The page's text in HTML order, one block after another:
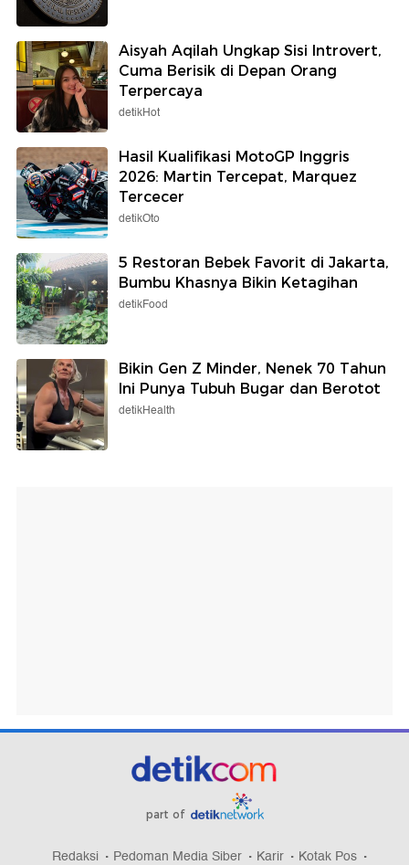
Aisyah Aqilah Ungkap Sisi Introvert,
Cuma Berisik di Depan Orang
Terpercaya
detikHot
Hasil Kualifikasi MotoGP Inggris
2026: Martin Tercepat, Marquez
Tercecer
detikOto
5 Restoran Bebek Favorit di Jakarta,
Bumbu Khasnya Bikin Ketagihan
detikFood
Bikin Gen Z Minder, Nenek 70 Tahun
Ini Punya Tubuh Bugar dan Berotot
detikHealth
part of
Redaksi Pedoman Media Siber Karir Kotak Pos